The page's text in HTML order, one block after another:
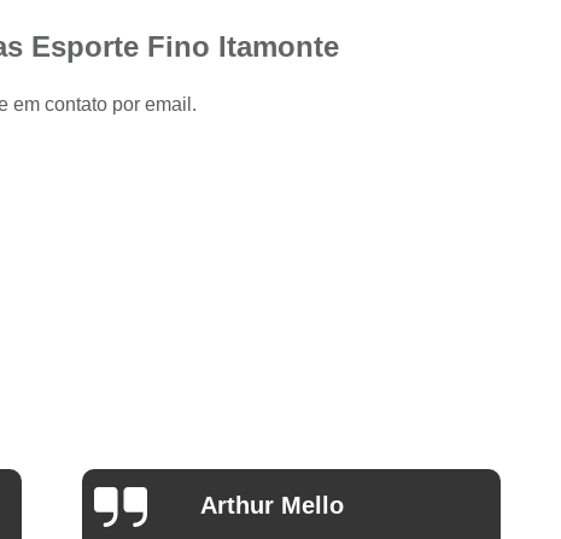
Camisa Social Masculina Slim Branca
Camisa Branca
Camisa Social
Esporte Fino Itamonte
em contato por email.
Ana Eudóxia Cesário de
Camargo